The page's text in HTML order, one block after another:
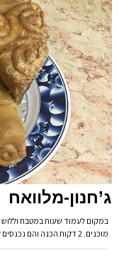
ג’חנון-מלוואח
במקום לעמוד שעות במטבח וללוש
מוכנים. 2 דקות הכנה והם נכנסים לתנור